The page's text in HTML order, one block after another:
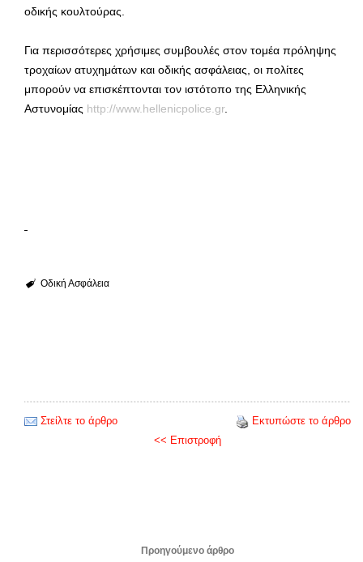
οδικής κουλτούρας.
Για περισσότερες χρήσιμες συμβουλές στον τομέα πρόληψης
τροχαίων ατυχημάτων και οδικής ασφάλειας, οι πολίτες
μπορούν να επισκέπτονται τον ιστότοπο της Ελληνικής
Αστυνομίας http://www.hellenicpolice.gr.
Οδική Ασφάλεια
Στείλτε το άρθρο
Εκτυπώστε το άρθρο
<< Επιστροφή
Προηγούμενο άρθρο